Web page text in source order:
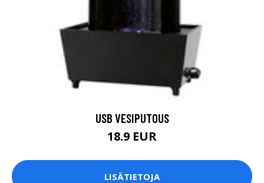
USB VESIPUTOUS
18.9 EUR
LISÄTIETOJA